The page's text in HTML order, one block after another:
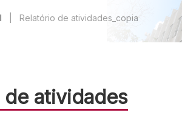
Relatório de atividades_copia
de atividades